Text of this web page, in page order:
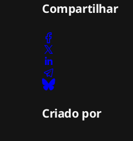
Compartilhar
Criado por